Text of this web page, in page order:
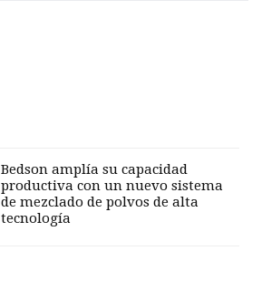
Bedson amplía su capacidad
productiva con un nuevo sistema
de mezclado de polvos de alta
tecnología